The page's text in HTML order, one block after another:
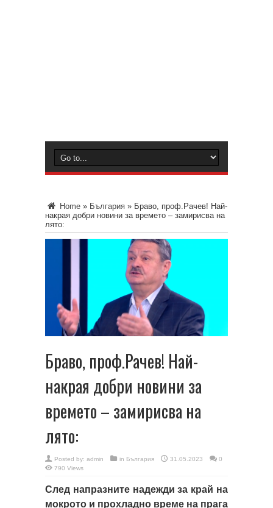
Home » България » Браво, проф.Рачев! Най-
накрая добри новини за времето – замирисва на
лято:
Браво, проф.Рачев! Най-
накрая добри новини за
времето – замирисва на
лято:
Posted by: admin in България 31.05.2023
0
790 Views
След напразните надежди за край на
мокрото и прохладно време на прага